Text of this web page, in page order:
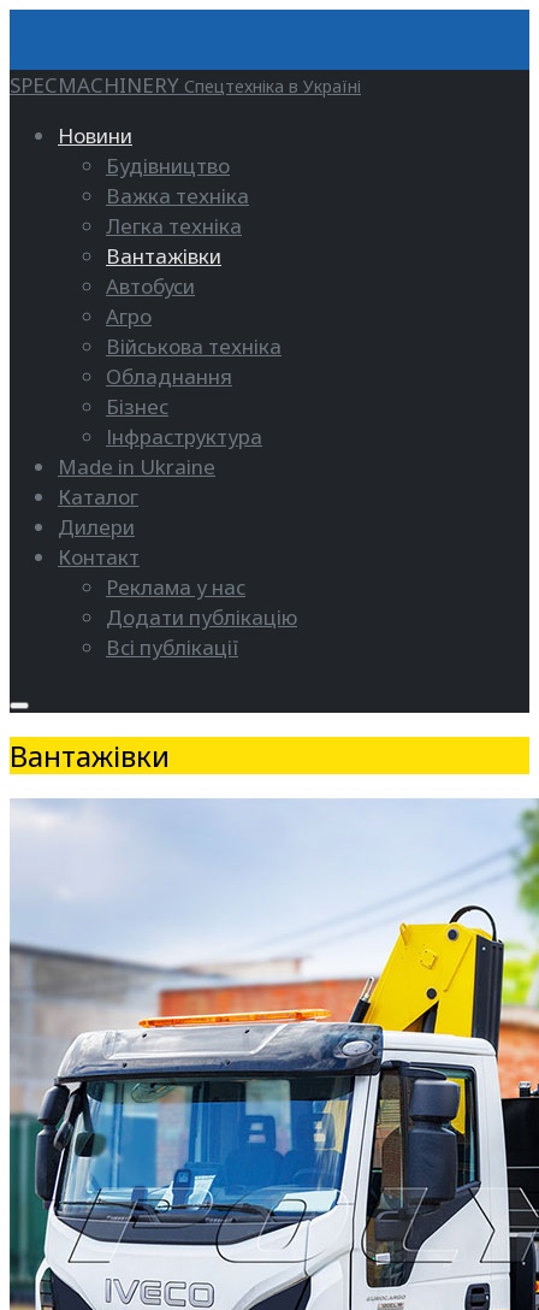
SPECMACHINERY Спецтехніка в Україні
Новини
Будівництво
Важка техніка
Легка техніка
Вантажівки
Автобуси
Агро
Військова техніка
Обладнання
Бізнес
Інфраструктура
Made in Ukraine
Каталог
Дилери
Контакт
Реклама у нас
Додати публікацію
Всі публікації
Вантажівки